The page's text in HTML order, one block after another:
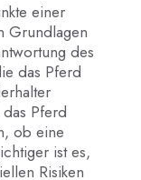
einer
Grundlagen
des
das Pferd
Pferd
ob eine
ist es,
Risiken